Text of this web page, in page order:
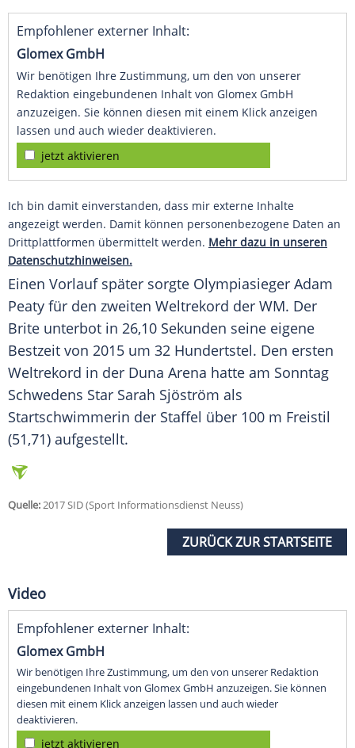
Empfohlener externer Inhalt:
Glomex GmbH
Wir benötigen Ihre Zustimmung, um den von unserer
Redaktion eingebundenen Inhalt von Glomex GmbH
anzuzeigen. Sie können diesen mit einem Klick anzeigen
lassen und auch wieder deaktivieren.
jetzt aktivieren
Ich bin damit einverstanden, dass mir externe Inhalte
angezeigt werden. Damit können personenbezogene Daten an
Drittplattformen übermittelt werden. Mehr dazu in unseren
Datenschutzhinweisen.
Einen Vorlauf später sorgte Olympiasieger Adam
Peaty für den zweiten Weltrekord der WM. Der
Brite unterbot in 26,10 Sekunden seine eigene
Bestzeit von 2015 um 32 Hundertstel. Den ersten
Weltrekord in der Duna Arena hatte am Sonntag
Schwedens Star Sarah Sjöström als
Startschwimmerin der Staffel über 100 m Freistil
(51,71) aufgestellt.
Quelle:2017 SID (Sport Informationsdienst Neuss)
ZURÜCK ZUR STARTSEITE
Video
Empfohlener externer Inhalt:
Glomex GmbH
Wir benötigen Ihre Zustimmung, um den von unserer Redaktion
eingebundenen Inhalt von Glomex GmbH anzuzeigen. Sie können
diesen mit einem Klick anzeigen lassen und auch wieder
deaktivieren.
jetzt aktivieren